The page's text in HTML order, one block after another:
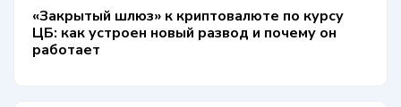
«Закрытый шлюз» к криптовалюте по курсу
ЦБ: как устроен новый развод и почему он
работает